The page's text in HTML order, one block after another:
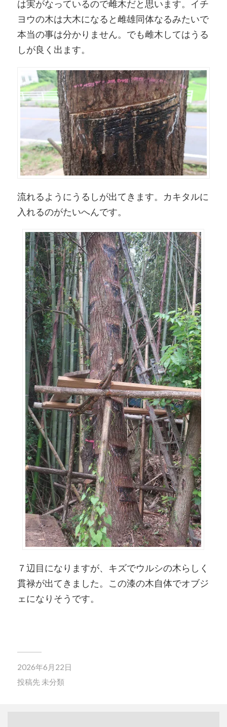
は実がなっているので雌木だと思います。イチ
ヨウの木は大木になると雌雄同体なるみたいで
本当の事は分かりません。でも雌木してはうる
しが良く出ます。
流れるようにうるしが出てきます。カキタルに
入れるのがたいへんです。
７辺目になりますが、キズでウルシの木らしく
貫禄が出てきました。この漆の木自体でオブジ
ェになりそうです。
2026年6月22日
投稿先 未分類